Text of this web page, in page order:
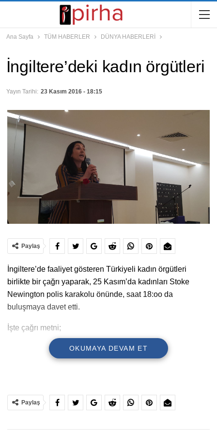
Ana Sayfa TÜM HABERLER DÜNYA HABERLERİ
İngiltere’deki kadın örgütleri
Yayın Tarihi: 23 Kasım 2016 - 18:15
Paylaş
İngiltere’de faaliyet gösteren Türkiyeli kadın örgütleri
birlikte bir çağrı yaparak, 25 Kasım’da kadınları Stoke
Newington polis karakolu önünde, saat 18:oo da
buluşmaya davet etti.
İşte çağrı metni;
25 KASIM’DA SOKAKLARA, ÖZGÜRLEŞMEYE
özgürlük mücadelesi verdikleri için rejim güçleri tarafından
katledildiler. Daha sonra bu gün Uluslararası kadına
OKUMAYA DEVAM ET
Paylaş